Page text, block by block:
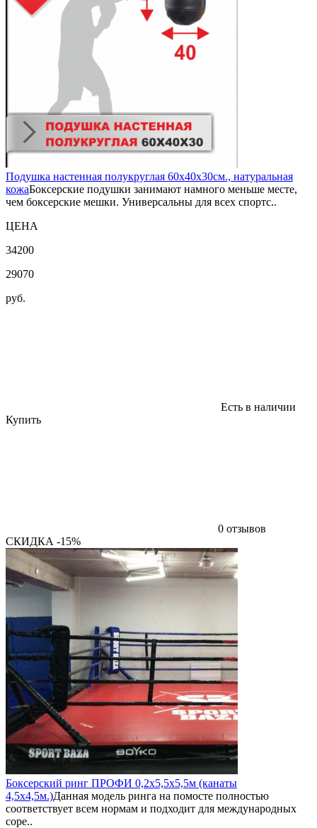
Подушка настенная полукруглая 60х40х30см., натуральная
кожаБоксерские подушки занимают намного меньше месте,
чем боксерские мешки. Универсальны для всех спортс..
ЦЕНА
34200
29070
руб.
Есть в наличии
Купить
0 отзывов
СКИДКА -15%
Боксерский ринг ПРОФИ 0,2х5,5х5,5м (канаты
4,5х4,5м.)Данная модель ринга на помосте полностью
соответствует всем нормам и подходит для международных
соре..